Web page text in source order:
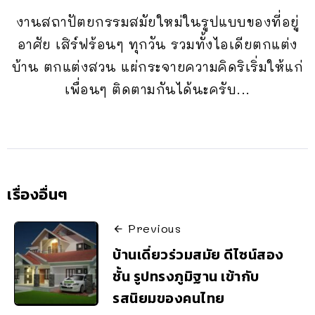
งานสถาปัตยกรรมสมัยใหม่ในรูปแบบของที่อยู่
อาศัย เสิร์ฟร้อนๆ ทุกวัน รวมทั้งไอเดียตกแต่ง
บ้าน ตกแต่งสวน แผ่กระจายความคิดริเริ่มให้แก่
เพื่อนๆ ติดตามกันได้นะครับ...
เรื่องอื่นๆ
Previous
บ้านเดี่ยวร่วมสมัย ดีไซน์สอง
ชั้น รูปทรงภูมิฐาน เข้ากับ
รสนิยมของคนไทย